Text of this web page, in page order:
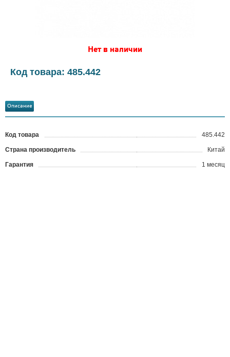
Нет в наличии
Код товара: 485.442
Описание
Код товара 485.442
Страна производитель Китай
Гарантия 1 месяц